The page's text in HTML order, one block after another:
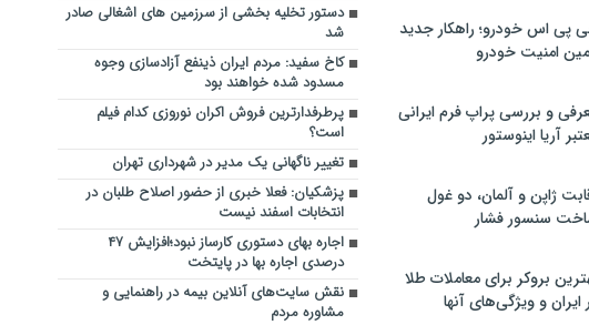
پی اس خودرو؛ راهکار جدید
امنیت خودرو
و بررسی پراپ فرم ایرانی
آریا اینوستور
ژاپن و آلمان، دو غول
سنسور فشار
بروکر برای معاملات طلا
ایران و ویژگی‌های آنها
دستور تخلیه بخشی از سرزمین های اشغالی صادر
شد
کاخ سفید: مردم ایران ذینفع آزادسازی وجوه
مسدود شده خواهند بود
پرطرفدارترین فروش اکران نوروزی کدام فیلم
است؟
تغییر ناگهانی یک مدیر در شهرداری تهران
پزشکیان: فعلا خبری از حضور اصلاح طلبان در
انتخابات اسفند نیست
اجاره بهای دستوری کارساز نبود؛افزایش ۴۷
درصدی اجاره بها در پایتخت
نقش سایت‌های آنلاین بیمه در راهنمایی و
مشاوره مردم